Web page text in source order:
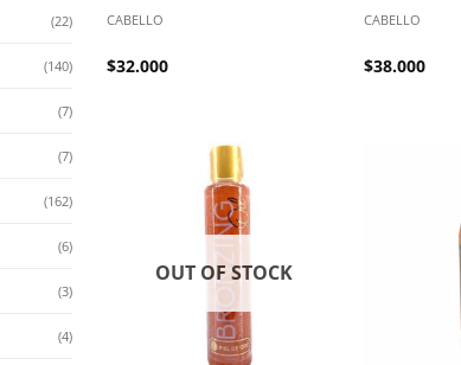
(22)
(140)
(7)
(7)
(162)
(6)
(3)
(4)
CABELLO
$32.000
CABELLO
$38.000
OUT OF STOCK